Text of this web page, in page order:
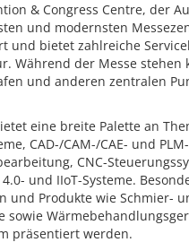
& Congress Centre, der
und modernsten
und bietet zahlreiche
Während der Messe stehen
und anderen zentralen
eine breite Palette an
CAD-/CAM-/CAE- und
CNC-
und IIoT-Systeme.
und Produkte wie Schmier-
sowie
präsentiert werden.